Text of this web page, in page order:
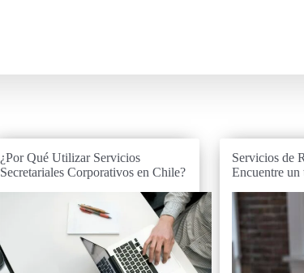
¿Por Qué Utilizar Servicios
Secretariales Corporativos en Chile?
Servicios de
Encuentre